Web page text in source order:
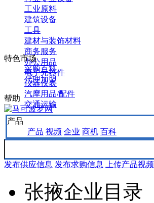
工业原料
建筑设备
工具
建材与装饰材料
商务服务
办公用品
电子元器件
仪器仪表
汽摩用品/配件
交通运输
特色市场
采购百科
代理加盟
帮助
产品
产品 视频 企业 商机 百科
发布供应信息 发布求购信息 上传产品视频
张掖企业目录